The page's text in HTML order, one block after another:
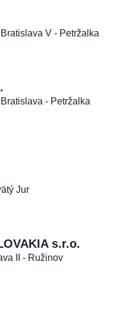
V - Petržalka
- Petržalka
Jur
s.r.o.
II - Ružinov